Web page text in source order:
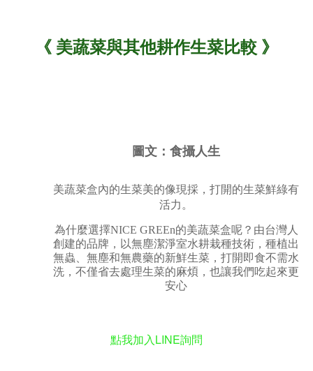
《 美蔬菜與其他耕作生菜比較 》
圖文：食攝人生
美蔬菜盒內的生菜美的像現採，打開的生菜鮮綠有
活力。
為什麼選擇NICE GREEn的美蔬菜盒呢？由台灣人
創建的品牌，以無塵潔淨室水耕栽種技術，種植出
無蟲、無塵和無農藥的新鮮生菜，打開即食不需水
洗，不僅省去處理生菜的麻煩，也讓我們吃起來更
安心
點我加入LINE詢問